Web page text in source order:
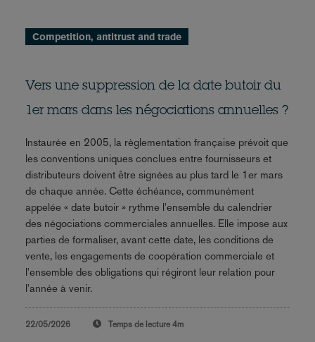
Competition, antitrust and trade
Vers une suppression de la date butoir du
1er mars dans les négociations annuelles ?
Instaurée en 2005, la règlementation française prévoit que
les conventions uniques conclues entre fournisseurs et
distributeurs doivent être signées au plus tard le 1er mars
de chaque année. Cette échéance, communément
appelée « date butoir » rythme l'ensemble du calendrier
des négociations commerciales annuelles. Elle impose aux
parties de formaliser, avant cette date, les conditions de
vente, les engagements de coopération commerciale et
l'ensemble des obligations qui régiront leur relation pour
l'année à venir.
22/05/2026 Temps de lecture 4m